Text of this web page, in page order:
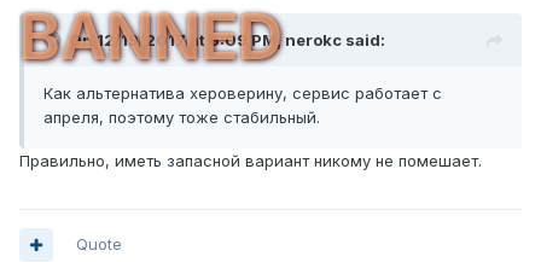
BANNED
On 12/19/2017 at 6:09 PM,nerokc said:
Как альтернатива хероверину, сервис работает с
апреля, поэтому тоже стабильный.
Правильно, иметь запасной вариант никому не помешает.
Quote